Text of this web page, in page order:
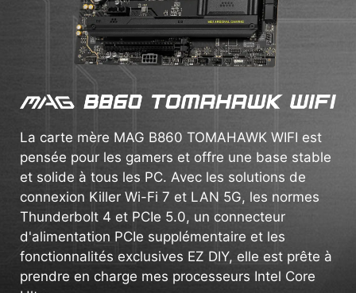
La carte mère MAG B860 TOMAHAWK WIFI est
pensée pour les gamers et offre une base stable
et solide à tous les PC. Avec les solutions de
connexion Killer Wi-Fi 7 et LAN 5G, les normes
Thunderbolt 4 et PCIe 5.0, un connecteur
d'alimentation PCIe supplémentaire et les
fonctionnalités exclusives EZ DIY, elle est prête à
prendre en charge mes processeurs Intel Core